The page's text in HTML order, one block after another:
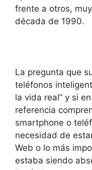
frente a otros,
década de 1990.
La pregunta que
teléfonos
la vida real” y si
referencia
smartphone o
necesidad de
Web o lo más
estaba siendo